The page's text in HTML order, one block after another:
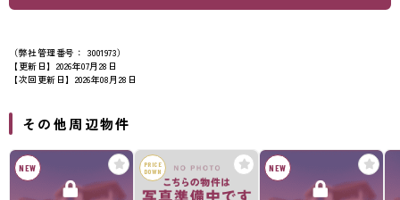
（弊社管理番号： 3001973）
【更新日】2026年07月28日
【次回更新日】2026年08月28日
その他周辺物件
NEW
PRICE
DOWN
NEW